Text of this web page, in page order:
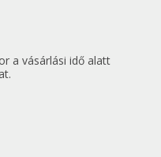
a vásárlási idő alatt